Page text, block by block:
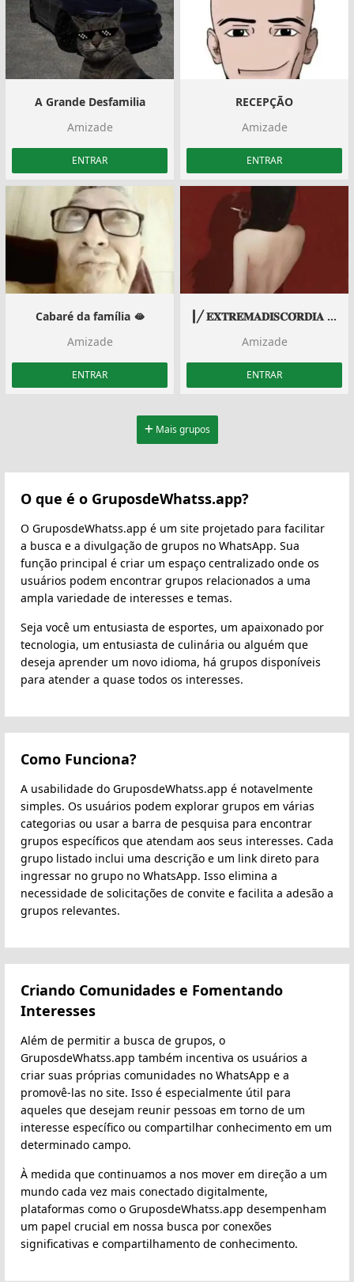
A Grande Desfamilia
Amizade
ENTRAR
RECEPÇÃO
Amizade
ENTRAR
Cabaré da família 🫦
Amizade
ENTRAR
┃╱ 𝐄𝐗𝐓𝐑𝐄𝐌𝐀𝐃𝐈𝐒𝐂𝐎́𝐑𝐃𝐈𝐀 ╱ ┃
Amizade
ENTRAR
Mais grupos
O que é o GruposdeWhatss.app?
O GruposdeWhatss.app é um site projetado para facilitar
a busca e a divulgação de grupos no WhatsApp. Sua
função principal é criar um espaço centralizado onde os
usuários podem encontrar grupos relacionados a uma
ampla variedade de interesses e temas.
Seja você um entusiasta de esportes, um apaixonado por
tecnologia, um entusiasta de culinária ou alguém que
deseja aprender um novo idioma, há grupos disponíveis
para atender a quase todos os interesses.
Como Funciona?
A usabilidade do GruposdeWhatss.app é notavelmente
simples. Os usuários podem explorar grupos em várias
categorias ou usar a barra de pesquisa para encontrar
grupos específicos que atendam aos seus interesses. Cada
grupo listado inclui uma descrição e um link direto para
ingressar no grupo no WhatsApp. Isso elimina a
necessidade de solicitações de convite e facilita a adesão a
grupos relevantes.
Criando Comunidades e Fomentando
Interesses
Além de permitir a busca de grupos, o
GruposdeWhatss.app também incentiva os usuários a
criar suas próprias comunidades no WhatsApp e a
promovê-las no site. Isso é especialmente útil para
aqueles que desejam reunir pessoas em torno de um
interesse específico ou compartilhar conhecimento em um
determinado campo.
À medida que continuamos a nos mover em direção a um
mundo cada vez mais conectado digitalmente,
plataformas como o GruposdeWhatss.app desempenham
um papel crucial em nossa busca por conexões
significativas e compartilhamento de conhecimento.